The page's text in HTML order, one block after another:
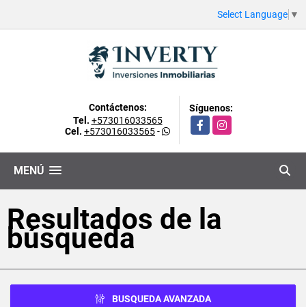
Select Language ▼
Contáctenos:
Tel. +573016033565
Cel. +573016033565-
Síguenos:
FacebookInstagram
MENÚ
Resultados de la
búsqueda
BUSQUEDA AVANZADA